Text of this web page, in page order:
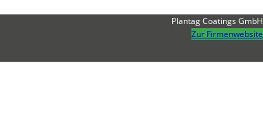
Plantag Coatings GmbH
Zur Firmenwebsite